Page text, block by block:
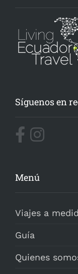
Síguenos en
Menú
Viajes a
Guía
Quienes